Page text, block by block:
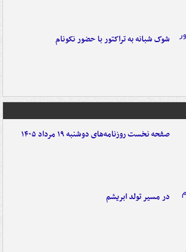
شوک شبانه به تراکتور با حضور نکونام
صفحه نخست روزنامه‌های دوشنبه ۱۹ مرداد ۱۴۰۵
در مسیر تولد ابریشم